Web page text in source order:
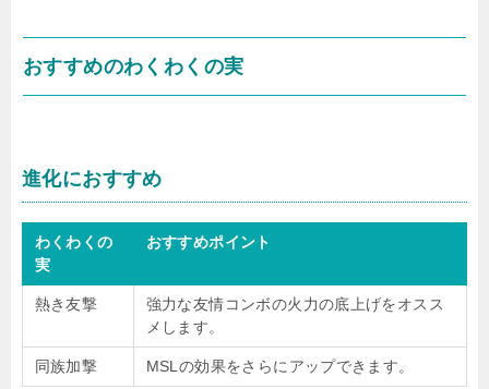
おすすめのわくわくの実
進化におすすめ
わくわくの
実
おすすめポイント
熱き友撃
強力な友情コンボの火力の底上げをオスス
メします。
同族加撃 MSLの効果をさらにアップできます。